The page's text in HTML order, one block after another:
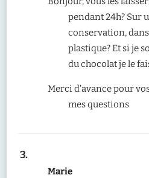
pendant 24h? Sur
conservation,
plastique? Et si je
du chocolat je le
Merci d’avance pour
mes questions
Marie